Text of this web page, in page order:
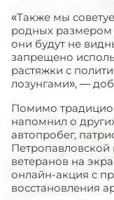
«Также мы
родных размером
они будут не
запрещено
растяжки с
лозунгами», —
Помимо
напомнил о
автопробег,
Петропавловской
ветеранов на
онлайн-акция с
восстановления